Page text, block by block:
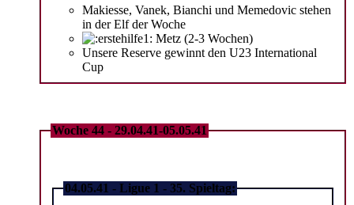
Makiesse, Vanek, Bianchi und Memedovic stehen
in der Elf der Woche
Metz (2-3 Wochen)
Unsere Reserve gewinnt den U23 International
Cup
Woche 44 - 29.04.41-05.05.41
04.05.41 - Ligue 1 - 35. Spieltag: